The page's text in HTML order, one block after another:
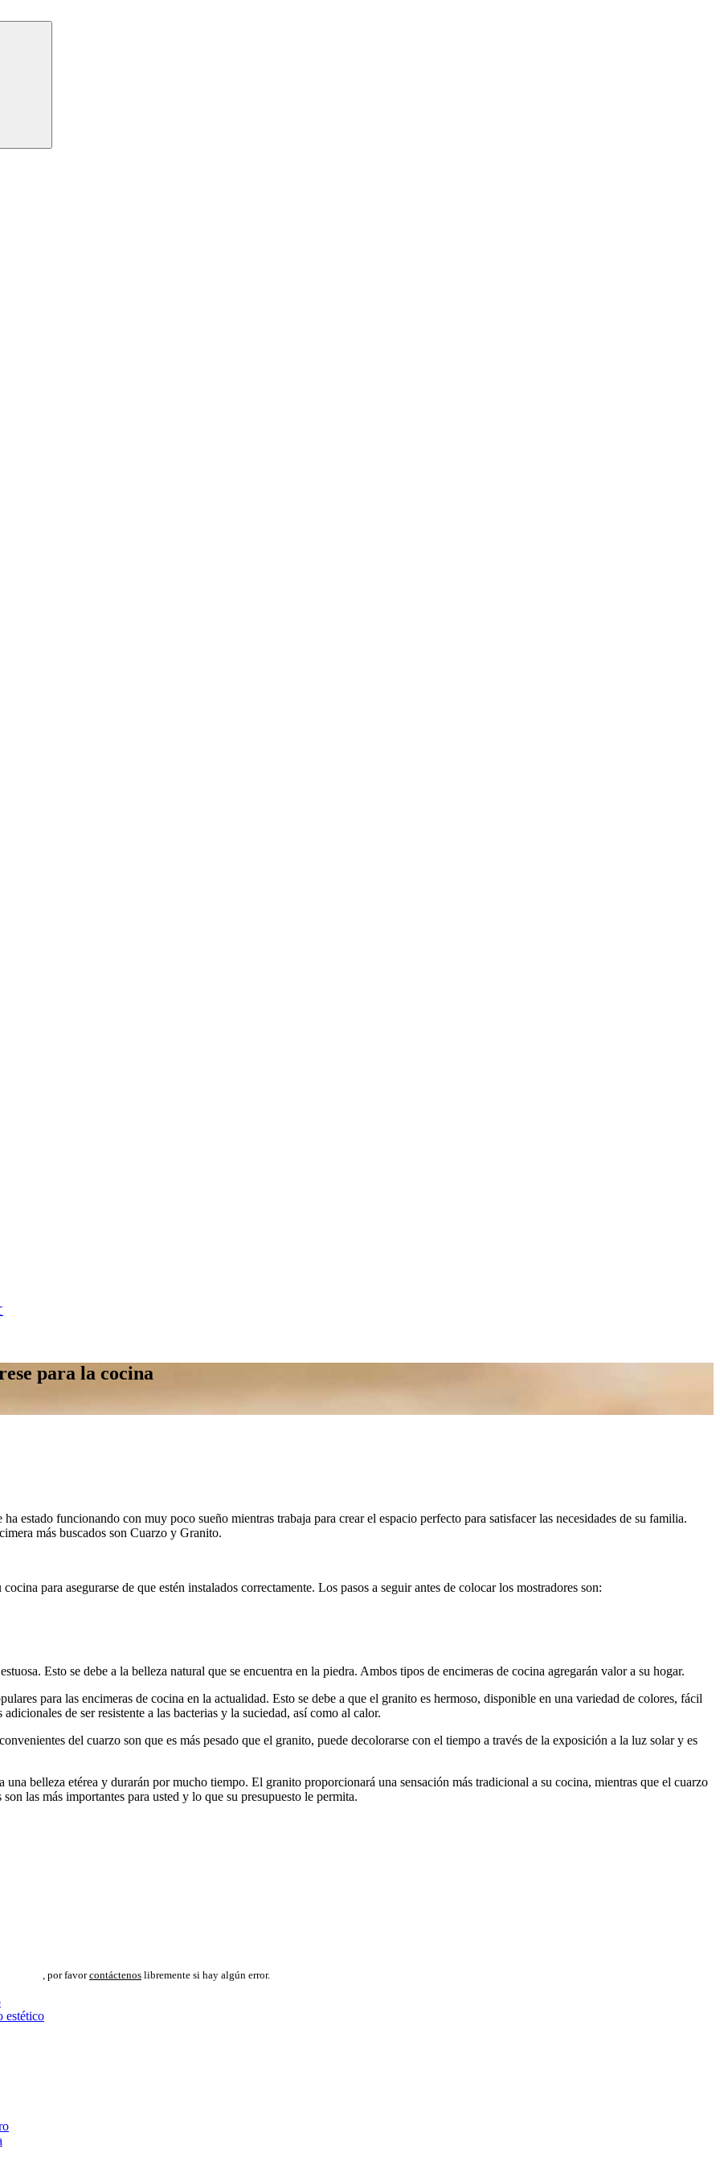
para la cocina
estado funcionando con muy poco sueño mientras trabaja para crear el espacio perfecto para satisfacer las necesidades de su familia.
más buscados son Cuarzo y Granito.
para asegurarse de que estén instalados correctamente. Los pasos a seguir antes de colocar los mostradores son:
Esto se debe a la belleza natural que se encuentra en la piedra. Ambos tipos de encimeras de cocina agregarán valor a su hogar.
para las encimeras de cocina en la actualidad. Esto se debe a que el granito es hermoso, disponible en una variedad de colores, fácil
de ser resistente a las bacterias y la suciedad, así como al calor.
del cuarzo son que es más pesado que el granito, puede decolorarse con el tiempo a través de la exposición a la luz solar y es
belleza etérea y durarán por mucho tiempo. El granito proporcionará una sensación más tradicional a su cocina, mientras que el cuarzo
las más importantes para usted y lo que su presupuesto le permita.
, por favorcontáctenos libremente si hay algún error.
estético